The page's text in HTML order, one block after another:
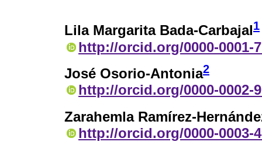
Lila Margarita Bada-Carbajal1
http://orcid.org/0000-0001-
José Osorio-Antonia2
http://orcid.org/0000-0002-
Zarahemla Ramírez-
http://orcid.org/0000-0003-